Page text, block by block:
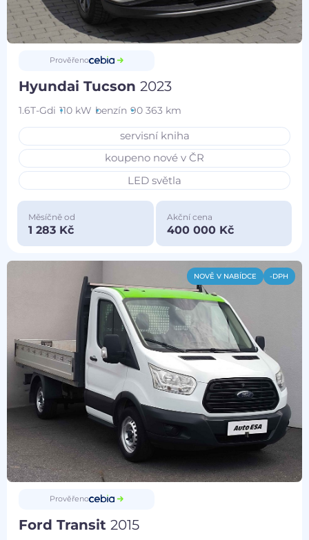
Prověřeno
Hyundai Tucson2023
1.6T-Gdi 110 kW benzín 90 363 km
servisní kniha
koupeno nové v ČR
LED světla
Měsíčně od
1 283 Kč
Akční cena
400 000 Kč
NOVĚ V NABÍDCE -DPH
Prověřeno
Ford Transit2015